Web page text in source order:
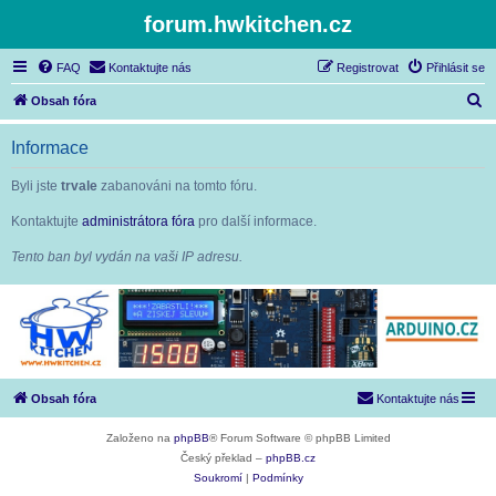
forum.hwkitchen.cz
FAQ Kontaktujte nás Přihlásit se
Registrovat
Obsah fóra
l
Informace
Byli jste trvale zabanováni na tomto fóru.
Kontaktujte administrátora fóra pro další informace.
Tento ban byl vydán na vaši IP adresu.
Obsah fóra Kontaktujte nás
Založeno na phpBB® Forum Software © phpBB Limited
Český překlad – phpBB.cz
Soukromí
Podmínky